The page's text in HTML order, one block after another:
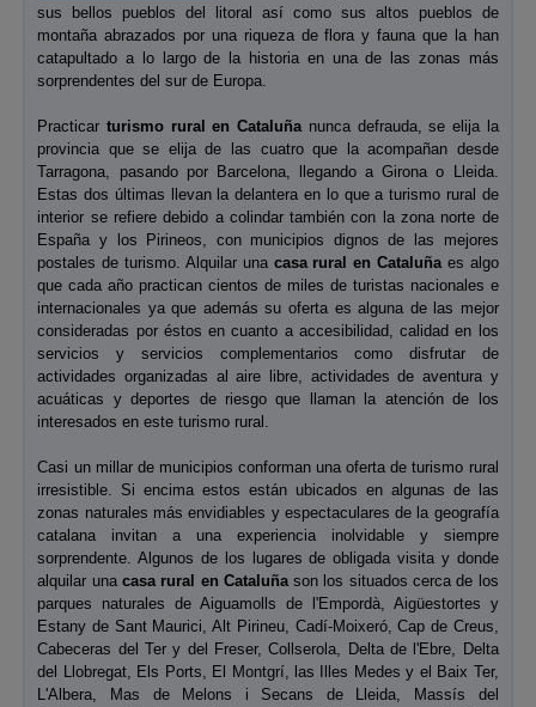
sus bellos pueblos del litoral así como sus altos pueblos de
montaña abrazados por una riqueza de flora y fauna que la han
catapultado a lo largo de la historia en una de las zonas más
sorprendentes del sur de Europa.
Practicarturismo rural en Cataluñanunca defrauda, se elija la
provincia que se elija de las cuatro que la acompañan desde
Tarragona, pasando por Barcelona, llegando a Girona o Lleida.
Estas dos últimas llevan la delantera en lo que a turismo rural de
interior se refiere debido a colindar también con la zona norte de
España y los Pirineos, con municipios dignos de las mejores
postales de turismo. Alquilar una casa rural en Cataluñaes algo
que cada año practican cientos de miles de turistas nacionales e
internacionales ya que además su oferta es alguna de las mejor
consideradas por éstos en cuanto a accesibilidad, calidad en los
servicios y servicios complementarios como disfrutar de
actividades organizadas al aire libre, actividades de aventura y
acuáticas y deportes de riesgo que llaman la atención de los
interesados en este turismo rural.
Casi un millar de municipios conforman una oferta de turismo rural
irresistible. Si encima estos están ubicados en algunas de las
zonas naturales más envidiables y espectaculares de la geografía
catalana invitan a una experiencia inolvidable y siempre
sorprendente. Algunos de los lugares de obligada visita y donde
alquilar una casa rural en Cataluñason los situados cerca de los
parques naturales de Aiguamolls de l'Empordà, Aigüestortes y
Estany de Sant Maurici, Alt Pirineu, Cadí-Moixeró, Cap de Creus,
Cabeceras del Ter y del Freser, Collserola, Delta de l'Ebre, Delta
del Llobregat, Els Ports, El Montgrí, las Illes Medes y el Baix Ter,
L'Albera, Mas de Melons i Secans de Lleida, Massís del